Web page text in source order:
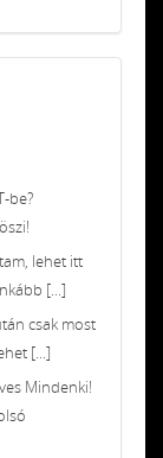
be?
lehet itt
[...]
csak most
[...]
Mindenki!